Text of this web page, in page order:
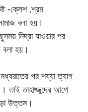
-ক্লেশ ,শ্রম
বলা হয়।
নিদ্রা যাওয়ার পর
বলা হয়।
পর শয্যা ত্যাগ
তাই তাহাজ্জুদের আগে
উত্তম।